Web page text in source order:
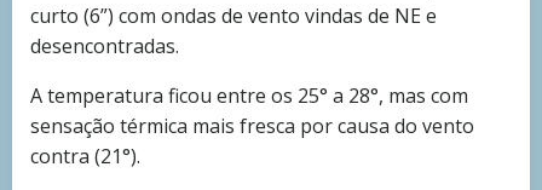
curto (6”) com ondas de vento vindas de NE e
desencontradas.
A temperatura ficou entre os 25° a 28°, mas com
sensação térmica mais fresca por causa do vento
contra (21°).